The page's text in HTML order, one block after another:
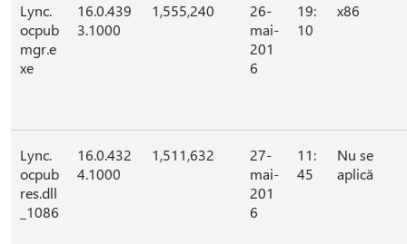
Lync.
ocpub
mgr.e
xe
16.0.439
3.1000
1,555,240
26-
mai-
201
6
19:
10
x86
Lync.
ocpub
res.dll
_1086
16.0.432
4.1000
1,511,632
27-
mai-
201
6
11:
45
Nu se
aplică